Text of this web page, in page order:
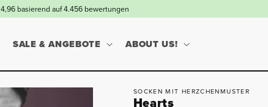
4,96 basierend auf4.456 bewertungen
SALE & ANGEBOTE ABOUT US!
SOCKEN MIT HERZCHENMUSTER
Hearts